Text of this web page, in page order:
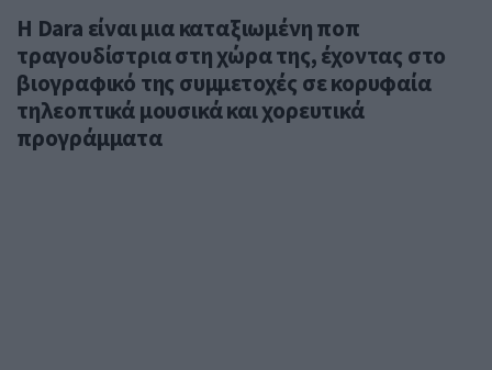
Η Dara είναι μια καταξιωμένη ποπ
τραγουδίστρια στη χώρα της, έχοντας στο
βιογραφικό της συμμετοχές σε κορυφαία
τηλεοπτικά μουσικά και χορευτικά
προγράμματα